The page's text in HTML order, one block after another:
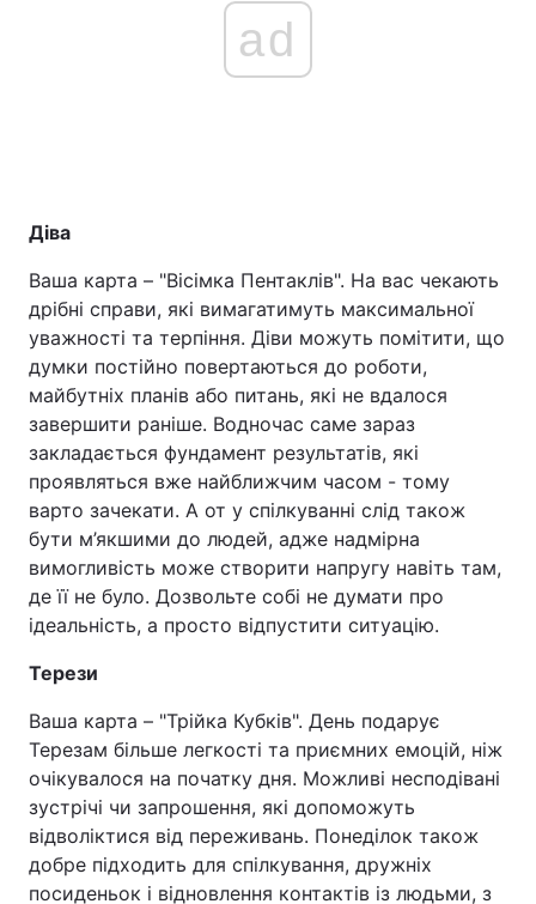
ad
Діва
Ваша карта – "Вісімка Пентаклів". На вас чекають
дрібні справи, які вимагатимуть максимальної
уважності та терпіння. Діви можуть помітити, що
думки постійно повертаються до роботи,
майбутніх планів або питань, які не вдалося
завершити раніше. Водночас саме зараз
закладається фундамент результатів, які
проявляться вже найближчим часом - тому
варто зачекати. А от у спілкуванні слід також
бути м’якшими до людей, адже надмірна
вимогливість може створити напругу навіть там,
де її не було. Дозвольте собі не думати про
ідеальність, а просто відпустити ситуацію.
Терези
Ваша карта – "Трійка Кубків". День подарує
Терезам більше легкості та приємних емоцій, ніж
очікувалося на початку дня. Можливі несподівані
зустрічі чи запрошення, які допоможуть
відволіктися від переживань. Понеділок також
добре підходить для спілкування, дружніх
посиденьок і відновлення контактів із людьми, з